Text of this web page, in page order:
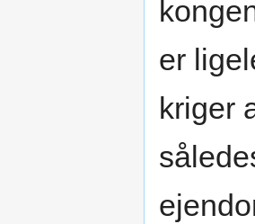
er
kriger